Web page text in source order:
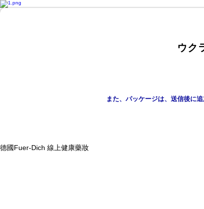
ウク
また、パッケージは、送信後に
德國Fuer-Dich 線上健康藥妝